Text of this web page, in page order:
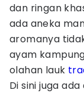
dan ringan
ada aneka
aromanya
ayam
olahan lauk
Di sini juga